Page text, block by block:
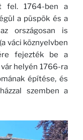
fel. 1764-ben a
a püspök és a
országosan is
váci köznyelvben
fejezték be a
helyén 1766-ra
építése, és
szemben a